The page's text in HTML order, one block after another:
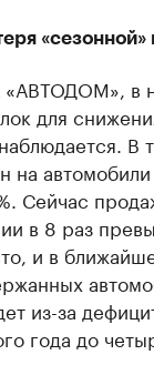
«сезонной»
«АВТОДОМ», в
для
В
на автомобили
Сейчас
в 8 раз
и в
из-за
года до